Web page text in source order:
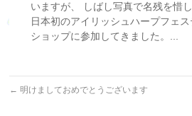
いますが、 しばし写真で名残を惜
日本初のアイリッシュハープフェ
ショップに参加してきました。...
← 明けましておめでとうございます